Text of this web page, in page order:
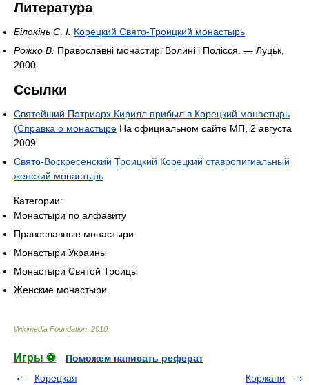
Литература
Білокінь С. І. Корецкий Свято-Троицкий монастырь
Рожко В. Православні монастирі Волині і Полісся. — Луцьк,
2000
Ссылки
Святейший Патриарх Кирилл прибыл в Корецкий монастырь
(Справка о монастыре На официальном сайте МП, 2 августа
2009.
Свято-Воскресенский Троицкий Корецкий ставропигиальный
женский монастырь
Категории:
Монастыри по алфавиту
Православные монастыри
Монастыри Украины
Монастыри Святой Троицы
Женские монастыри
Wikimedia Foundation 2010
Игры ⚽
Поможем написать реферат
Корецкая
Коржани